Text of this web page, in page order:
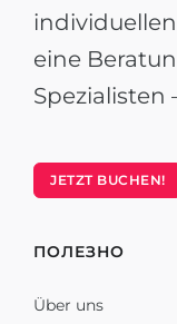
eine
Spezialisten
JETZT BUCHEN!
ПОЛЕЗНО
Über uns